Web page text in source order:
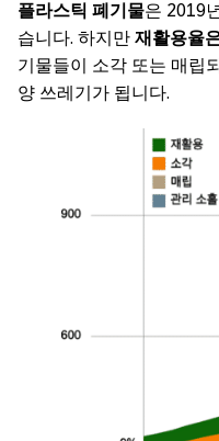
플라스틱 폐기물은 2019
습니다. 하지만 재활용율
기물들이 소각 또는 매립
양 쓰레기가 됩니다.